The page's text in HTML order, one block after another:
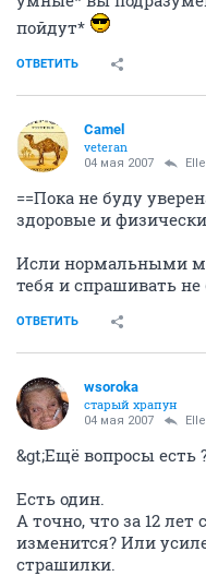
пойдут*
ОТВЕТИТЬ
Camel
veteran
04 мая 2007
==Пока не буду
здоровые и
Исли нормальными
тебя и спрашивать не
ОТВЕТИТЬ
wsoroka
старый храпун
04 мая 2007
&gt;Ещё вопросы есть
Есть один.
А точно, что за 12
изменится? Или
страшилки.